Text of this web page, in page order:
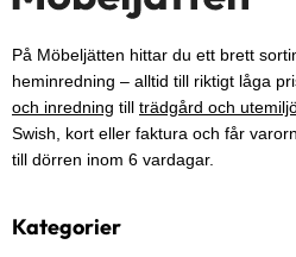
På Möbeljätten hittar du ett brett
heminredning – alltid till riktigt låga
och inredning till trädgård och
Swish, kort eller faktura och får
till dörren inom 6 vardagar.
Kategorier